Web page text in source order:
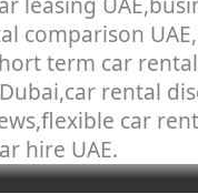
comparison
term car
rental
car
hire UAE.